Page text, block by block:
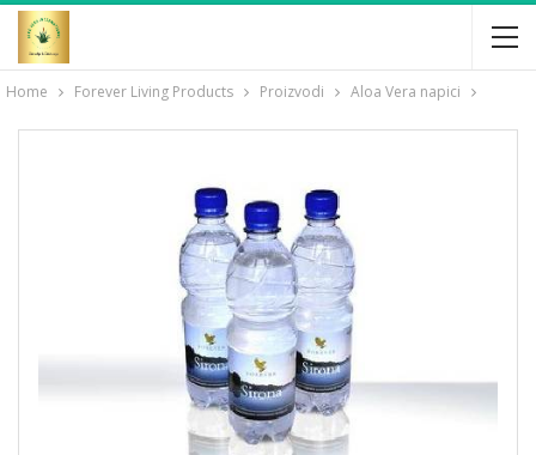
Home Forever Living Products Proizvodi Aloa Vera napici